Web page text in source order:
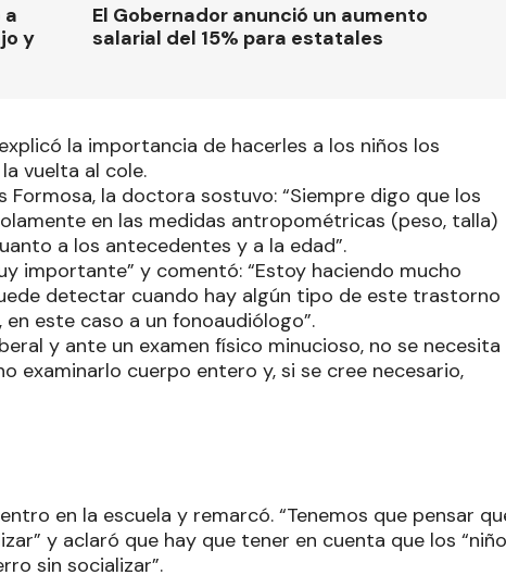
a
y
El Gobernador anunció un aumento
salarial del 15% para estatales
la importancia de hacerles a los niños los
vuelta al cole.
Formosa, la doctora sostuvo: “Siempre digo que los
en las medidas antropométricas (peso, talla)
a los antecedentes y a la edad”.
importante” y comentó: “Estoy haciendo mucho
detectar cuando hay algún tipo de este trastorno
este caso a un fonoaudiólogo”.
y ante un examen físico minucioso, no se necesita
examinarlo cuerpo entero y, si se cree necesario,
en la escuela y remarcó. “Tenemos que pensar
y aclaró que hay que tener en cuenta que los
sin socializar”.